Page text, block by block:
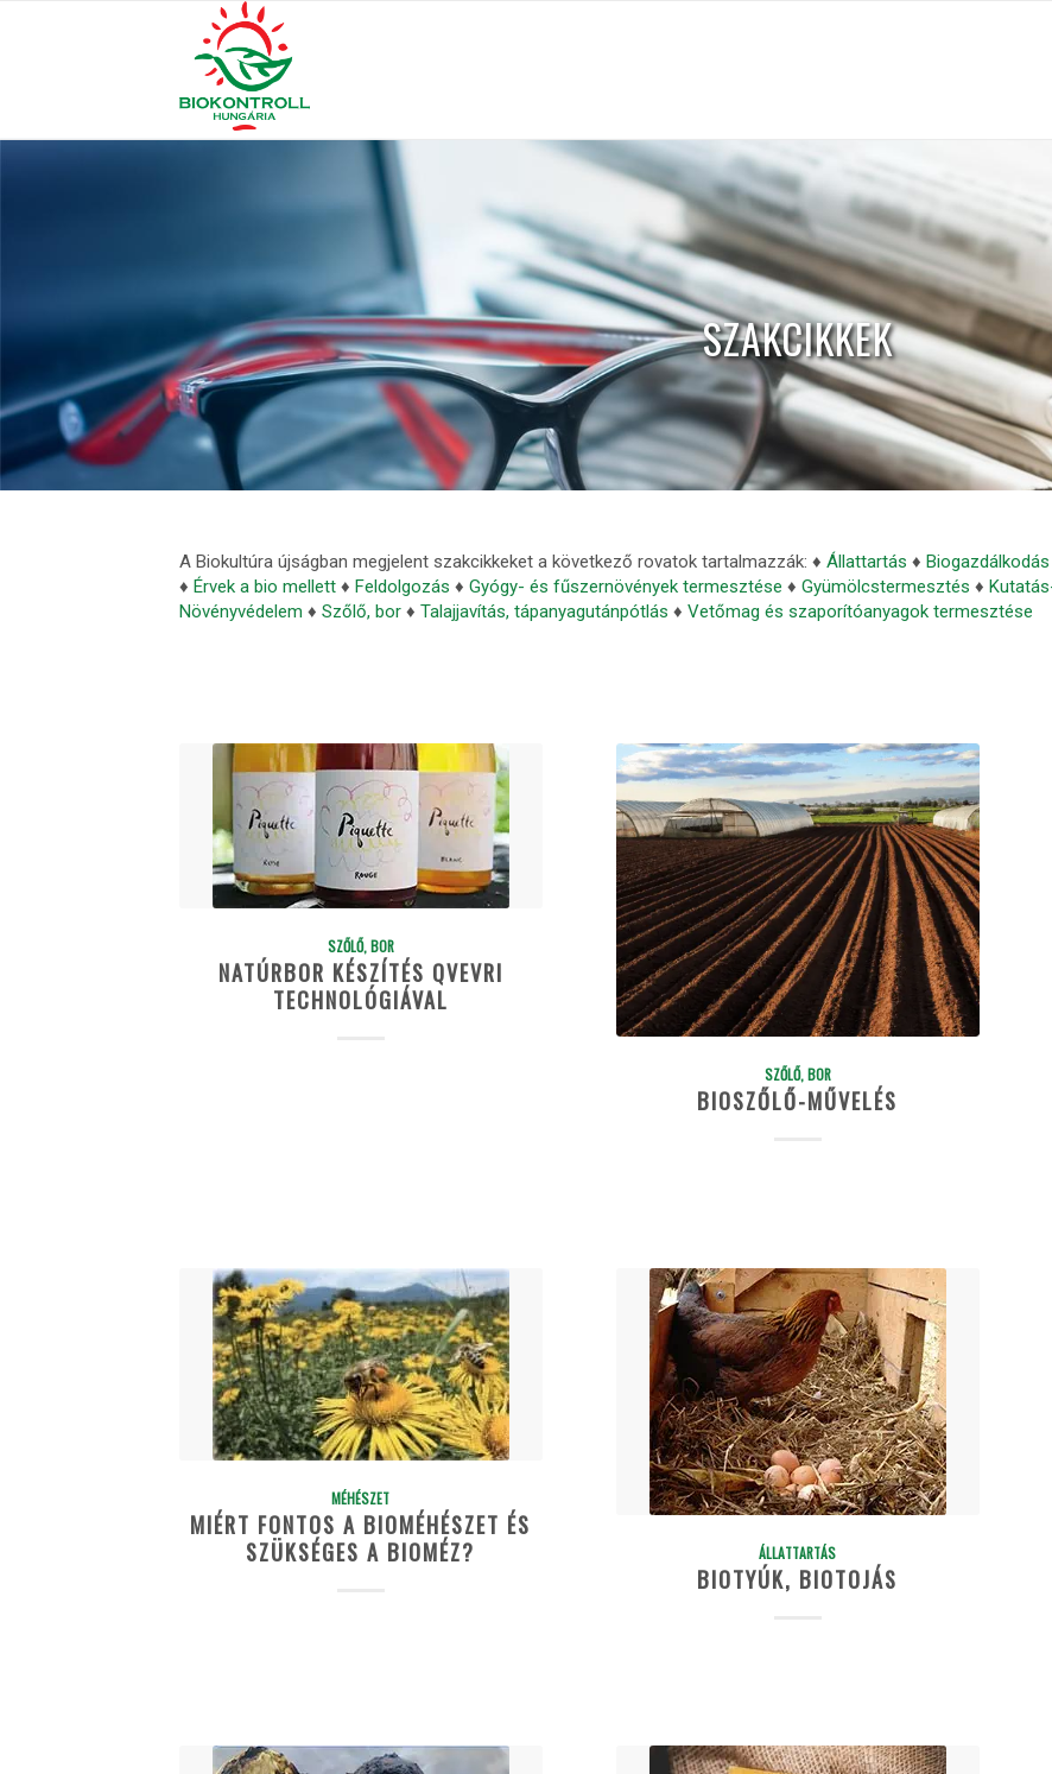
SZAKCIKKEK
A Biokultúra újságban megjelent szakcikkeket a következő rovatok tartalmazzák: ♦ Állattartás ♦ Biogazdálkodás
♦ Érvek a bio mellett♦ Feldolgozás ♦ Gyógy- és fűszernövények termesztése ♦ Gyümölcstermesztés ♦
Növényvédelem ♦ Szőlő, bor♦ Talajjavítás, tápanyagutánpótlás ♦ Vetőmag és szaporítóanyagok termesztése
SZŐLŐ, BOR
NATÚRBOR KÉSZÍTÉS QVEVRI
TECHNOLÓGIÁVAL
SZŐLŐ, BOR
BIOSZŐLŐ-MŰVELÉS
MÉHÉSZET
MIÉRT FONTOS A BIOMÉHÉSZET ÉS
SZÜKSÉGES A BIOMÉZ?
ÁLLATTARTÁS
BIOTYÚK, BIOTOJÁS